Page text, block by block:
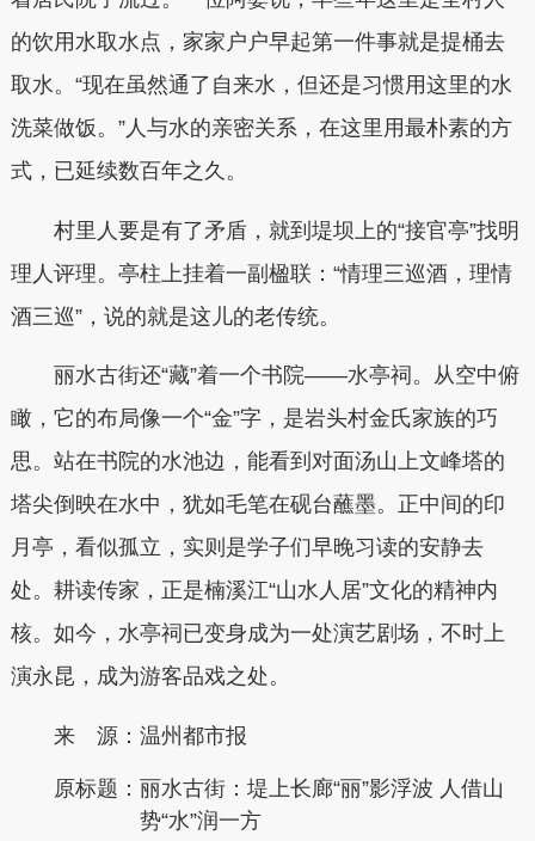
的饮用水取水点，家家户户早起第一件事就是提桶去
取水。“现在虽然通了自来水，但还是习惯用这里的水
洗菜做饭。”人与水的亲密关系，在这里用最朴素的方
式，已延续数百年之久。
村里人要是有了矛盾，就到堤坝上的“接官亭”找明
理人评理。亭柱上挂着一副楹联：“情理三巡酒，理情
酒三巡”，说的就是这儿的老传统。
丽水古街还“藏”着一个书院——水亭祠。从空中俯
瞰，它的布局像一个“金”字，是岩头村金氏家族的巧
思。站在书院的水池边，能看到对面汤山上文峰塔的
塔尖倒映在水中，犹如毛笔在砚台蘸墨。正中间的印
月亭，看似孤立，实则是学子们早晚习读的安静去
处。耕读传家，正是楠溪江“山水人居”文化的精神内
核。如今，水亭祠已变身成为一处演艺剧场，不时上
演永昆，成为游客品戏之处。
来 源：温州都市报
原标题： 丽水古街：堤上长廊“丽”影浮波 人借山
势“水”润一方